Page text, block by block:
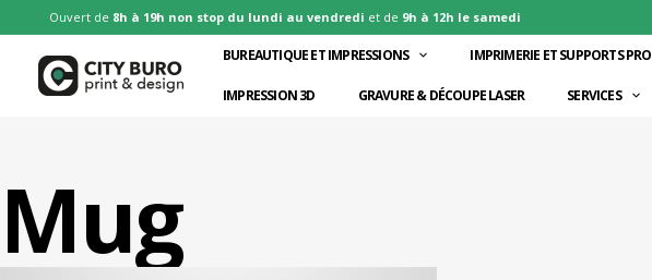
au
contenu
Ouvert de 8h à 19h non stop du lundi au vendredi et de 9h à 12h le samedi
BUREAUTIQUE ET IMPRESSIONS IMPRIMERIE ET SUPPORTS PRO
IMPRESSION 3D GRAVURE & DÉCOUPE LASER SERVICES
Mug